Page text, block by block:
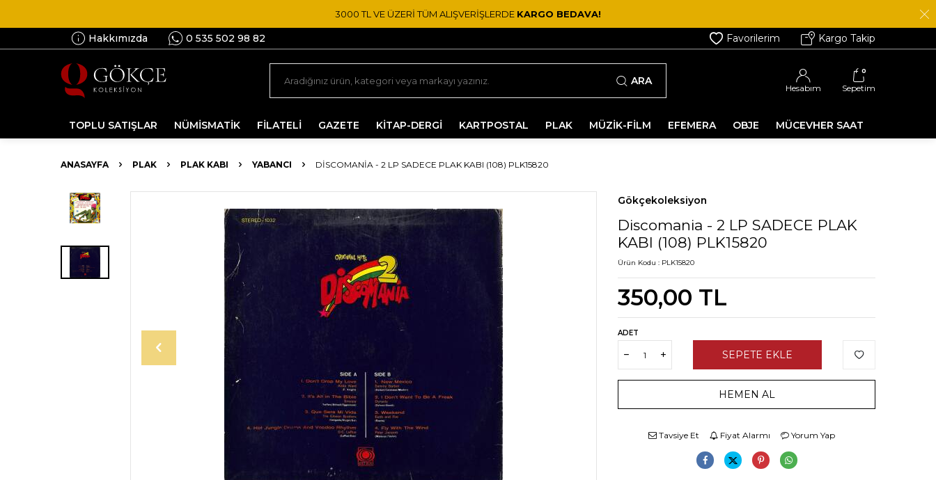
3000 TL VE ÜZERİ TÜM ALIŞVERİŞLERDE KARGO BEDAVA!
Hakkımızda 0 535 502 98 82 Favorilerim Kargo Takip
ARA
Hesabım
0
Sepetim
TOPLU SATIŞLAR NÜMİSMATİK FİLATELİ GAZETE KİTAP-DERGİ KARTPOSTAL PLAK MÜZİK-FİLM EFEMERA OBJE MÜCEVHER SAAT
ANASAYFA PLAK PLAK KABI YABANCI DISCOMANIA - 2 LP SADECE PLAK KABI (108) PLK15820
Gökçekoleksiyon
Discomania - 2 LP SADECE PLAK
KABI (108) PLK15820
Ürün Kodu : PLK15820
350,00 TL
ADET
SEPETE EKLE
HEMEN AL
Tavsiye Et Fiyat Alarmı Yorum Yap